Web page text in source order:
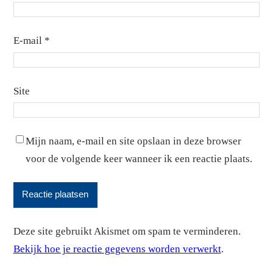
E-mail *
Site
Mijn naam, e-mail en site opslaan in deze browser
voor de volgende keer wanneer ik een reactie plaats.
Deze site gebruikt Akismet om spam te verminderen.
Bekijk hoe je reactie gegevens worden verwerkt.